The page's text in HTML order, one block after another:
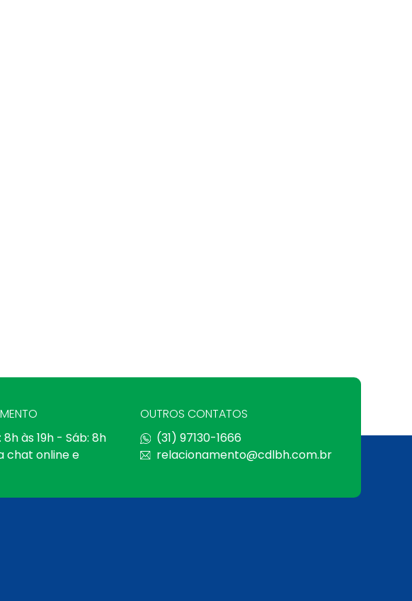
8h às 19h - Sáb: 8h
chat online e
OUTROS CONTATOS
(31) 97130-1666
relacionamento@cdlbh.com.br